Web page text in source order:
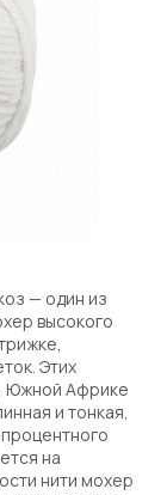
— один из
высокого
Этих
Южной Африке
и тонкая,
на
нити мохер